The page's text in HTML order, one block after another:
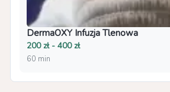
DermaOXY Infuzja Tlenowa
200 zł - 400 zł
60 min